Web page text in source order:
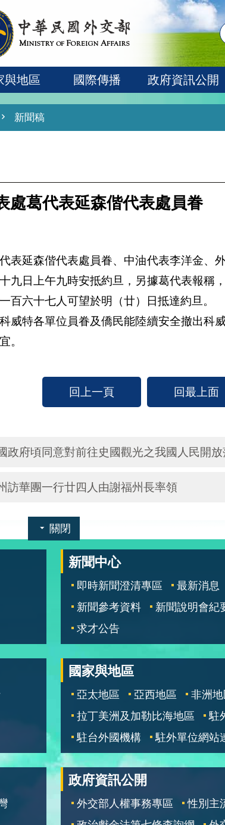
與地區 國際傳播 政府資訊公開
新聞稿
處葛代表延森偕代表處員眷
表延森偕代表處員眷、中油代表李洋金、
九日上午九時安抵約旦，另據葛代表報稱
百六十七人可望於明（廿）日抵達約旦。
特各單位員眷及僑民能陸續安全撤出科
。
回上一頁 回最上面
政府頃同意對前往史國觀光之我國人民開
訪華團一行廿四人由謝福州長率領
關閉
新聞中心
即時新聞澄清專區 最新消息
新聞參考資料
新聞說明會紀
求才公告
國家與地區
亞太地區 亞西地區 非洲地
拉丁美洲及加勒比海地區
駐
駐台外國機構
駐外單位網站
政府資訊公開
外交部人權事務專區 性別主